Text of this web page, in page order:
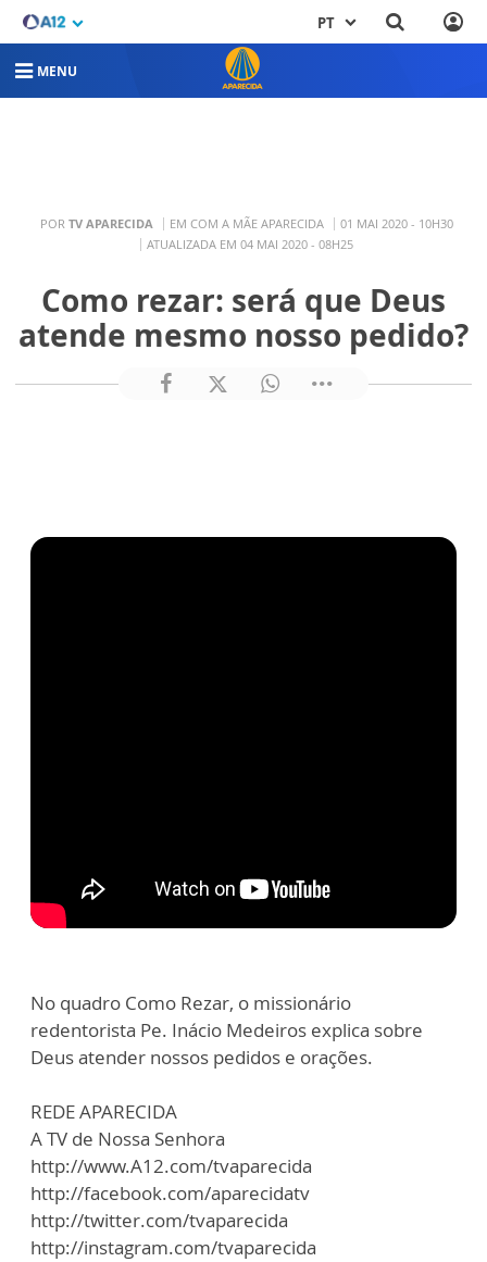
PT
MENU
POR TV APARECIDA EM COM A MÃE APARECIDA
01 MAI 2020 - 10H30
ATUALIZADA EM 04 MAI 2020 - 08H25
Como rezar: será que Deus
atende mesmo nosso pedido?
No quadro Como Rezar, o missionário
redentorista Pe. Inácio Medeiros explica sobre
Deus atender nossos pedidos e orações.
REDE APARECIDA
A TV de Nossa Senhora
http://www.A12.com/tvaparecida
http://facebook.com/aparecidatv
http://twitter.com/tvaparecida
http://instagram.com/tvaparecida